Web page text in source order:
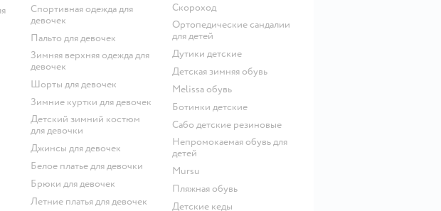
Спортивная одежда для
девочек
Пальто для девочек
Зимняя верхняя одежда для
девочек
Шорты для девочек
Зимние куртки для девочек
Детский зимний костюм
для девочки
Джинсы для девочек
Белое платье для девочки
Брюки для девочек
Летние платья для девочек
Скороход
Ортопедические сандалии
для детей
Дутики детские
Детская зимняя обувь
Melissa обувь
Ботинки детские
Сабо детские резиновые
Непромокаемая обувь для
детей
Mursu
Пляжная обувь
Детские кеды